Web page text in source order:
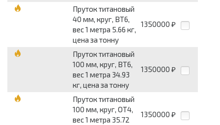
Пруток титановый
40 мм, круг, ВТ6,
вес 1 метра 5.66 кг,
цена за тонну
1350000 ₽
Пруток титановый
100 мм, круг, ВТ6,
вес 1 метра 34.93
кг, цена за тонну
1350000 ₽
Пруток титановый
100 мм, круг, ОТ4,
вес 1 метра 35.72
1350000 ₽